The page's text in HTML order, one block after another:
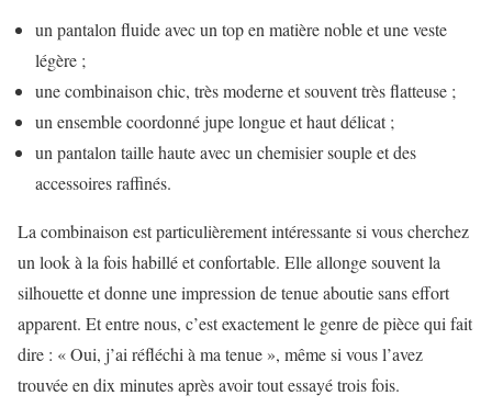
un pantalon fluide avec un top en matière noble et une veste
légère ;
une combinaison chic, très moderne et souvent très flatteuse ;
un ensemble coordonné jupe longue et haut délicat ;
un pantalon taille haute avec un chemisier souple et des
accessoires raffinés.
La combinaison est particulièrement intéressante si vous cherchez
un look à la fois habillé et confortable. Elle allonge souvent la
silhouette et donne une impression de tenue aboutie sans effort
apparent. Et entre nous, c’est exactement le genre de pièce qui fait
dire : « Oui, j’ai réfléchi à ma tenue », même si vous l’avez
trouvée en dix minutes après avoir tout essayé trois fois.